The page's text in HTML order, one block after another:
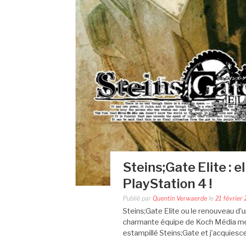
Steins;Gate Elite :
PlayStation 4 !
Publié par Quentin Verwaerde le 21 février
Steins;Gate Elite ou le renouveau
charmante équipe de Koch Média
estampillé Steins;Gate et